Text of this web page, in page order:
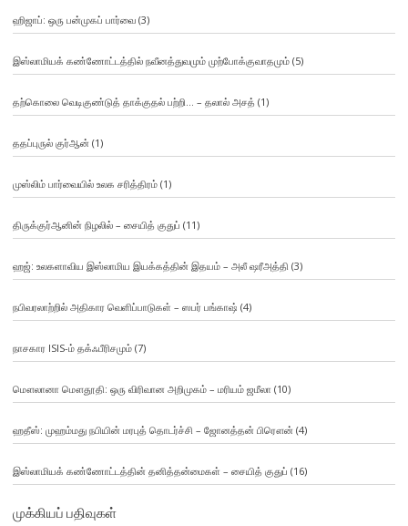
ஹிஜாப்: ஒரு பன்முகப் பார்வை(3)
இஸ்லாமியக் கண்ணோட்டத்தில் நவீனத்துவமும் முற்போக்குவாதமும்(5)
தற்கொலை வெடிகுண்டுத் தாக்குதல் பற்றி… – தலால் அசத் (1)
ததப்புருல் குர்ஆன் (1)
முஸ்லிம் பார்வையில் உலக சரித்திரம்(1)
திருக்குர்ஆனின் நிழலில் – சையித் குதுப் (11)
ஹஜ்: உலகளாவிய இஸ்லாமிய இயக்கத்தின் இதயம் – அலீ ஷரீஅத்தி (3)
நபிவரலாற்றில் அதிகார வெளிப்பாடுகள் – ஸபர் பங்காஷ் (4)
நாசகார ISIS-ம் தக்ஃபீரிசமும்(7)
மௌலானா மௌதூதி: ஒரு விரிவான அறிமுகம் – மரியம் ஜமீலா (10)
ஹதீஸ்: முஹம்மது நபியின் மரபுத் தொடர்ச்சி – ஜோனத்தன் பிரௌன் (4)
இஸ்லாமியக் கண்ணோட்டத்தின் தனித்தன்மைகள் – சையித் குதுப் (16)
முக்கியப் பதிவுகள்